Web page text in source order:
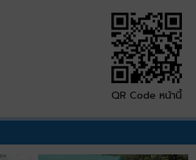
QR Code หน้านี้